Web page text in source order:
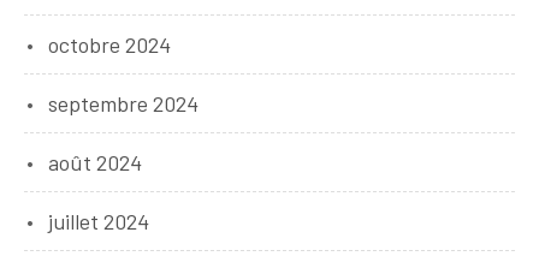
octobre 2024
septembre 2024
août 2024
juillet 2024